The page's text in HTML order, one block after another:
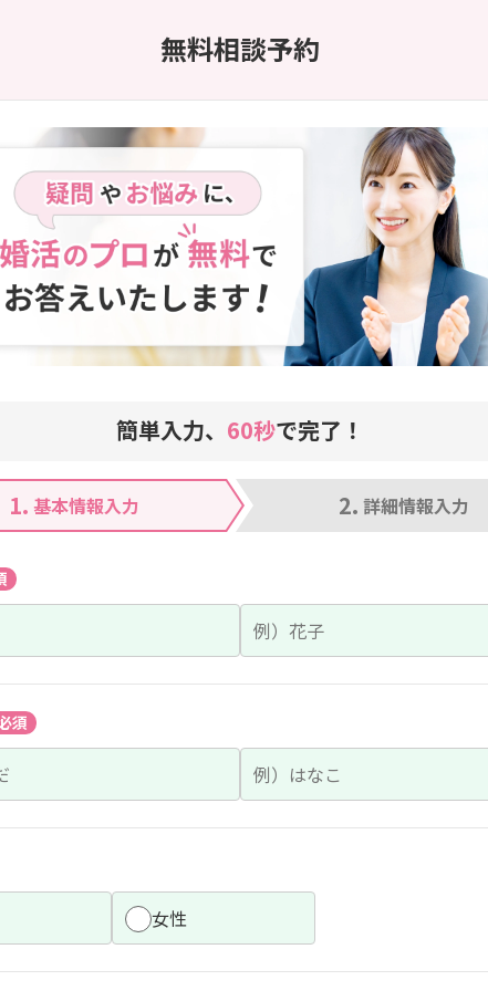
無料相談予約
簡単入力、 60秒で完了！
1. 基本情報入力 2. 詳細情報入力
須
女性